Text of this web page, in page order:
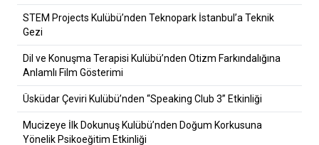
STEM Projects Kulübü’nden Teknopark İstanbul’a Teknik
Gezi
Dil ve Konuşma Terapisi Kulübü’nden Otizm Farkındalığına
Anlamlı Film Gösterimi
Üsküdar Çeviri Kulübü’nden “Speaking Club 3” Etkinliği
Mucizeye İlk Dokunuş Kulübü’nden Doğum Korkusuna
Yönelik Psikoeğitim Etkinliği